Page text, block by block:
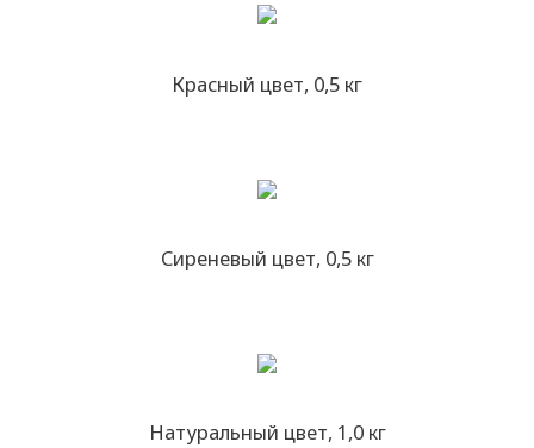
Красный цвет, 0,5 кг
Сиреневый цвет, 0,5 кг
Натуральный цвет, 1,0 кг